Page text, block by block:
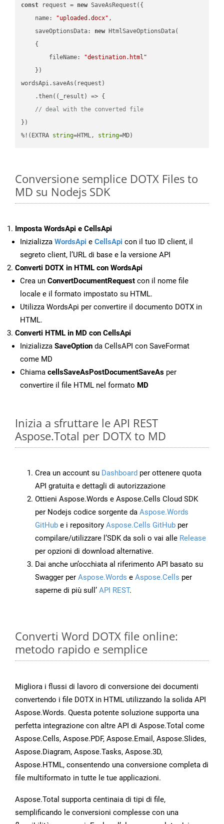
const request = new SaveAsRequest({
name: "uploaded.docx" ,
saveOptionsData: new HtmlSaveOptionsData(
    {
fileName:
"destination.html"
    })
wordsApi.saveAs(request)
    .then(
( _result ) => {
// deal with the converted file
})
%!(EXTRA string=HTML, string=MD)
Conversione semplice DOTX Files to
MD su Nodejs SDK
Imposta WordsApi e CellsApi
Inizializza WordsApi e CellsApi con il tuo ID client, il
segreto client, l’URL di base e la versione API
Converti DOTX in HTML con WordsApi
Crea un ConvertDocumentRequest con il nome file
locale e il formato impostato su HTML.
Utilizza WordsApi per convertire il documento DOTX in
HTML.
Converti HTML in MD con CellsApi
Inizializza SaveOption da CellsAPI con SaveFormat
come MD
Chiama cellsSaveAsPostDocumentSaveAs per
convertire il file HTML nel formato MD
Inizia a sfruttare le API REST
Aspose.Total per DOTX to MD
Crea un account su Dashboard per ottenere quota
API gratuita e dettagli di autorizzazione
Ottieni Aspose.Words e Aspose.Cells Cloud SDK
per Nodejs codice sorgente da Aspose.Words
GitHub e i repository Aspose.Cells GitHub per
compilare/utilizzare l’SDK da soli o vai alle Release
per opzioni di download alternative.
Dai anche un’occhiata al riferimento API basato su
Swagger per Aspose.Words e Aspose.Cells per
saperne di più sull’ API REST.
Converti Word DOTX file online:
metodo rapido e semplice
Migliora i flussi di lavoro di conversione dei documenti
convertendo i file DOTX in HTML utilizzando la solida API
Aspose.Words. Questa potente soluzione supporta una
perfetta integrazione con altre API di Aspose.Total come
Aspose.Cells, Aspose.PDF, Aspose.Email, Aspose.Slides,
Aspose.Diagram, Aspose.Tasks, Aspose.3D,
Aspose.HTML, consentendo una conversione completa di
file multiformato in tutte le tue applicazioni.
Aspose.Total supporta centinaia di tipi di file,
semplificando le conversioni complesse con una